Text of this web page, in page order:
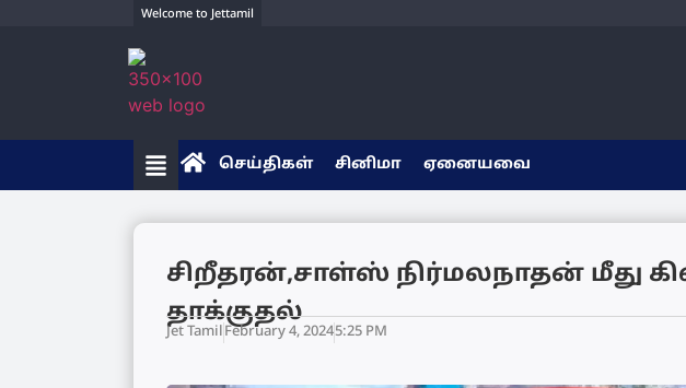
Welcome to Jettamil
செய்திகள் சினிமா ஏனையவை
சிறீதரன்,சாள்ஸ் நிர்மலநாதன் மீது
தாக்குதல்
Jet TamilFebruary 4, 20245:25 PM